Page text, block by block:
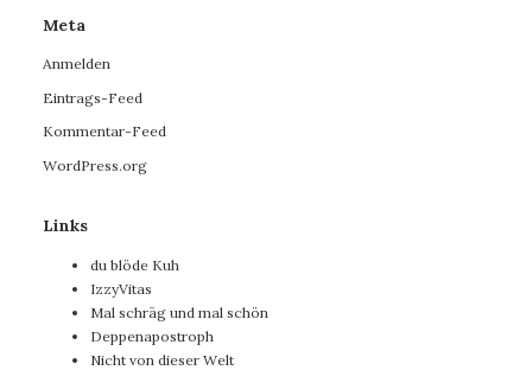
Meta
Anmelden
Eintrags-Feed
Kommentar-Feed
WordPress.org
Links
du blöde Kuh
IzzyVitas
Mal schräg und mal schön
Deppenapostroph
Nicht von dieser Welt